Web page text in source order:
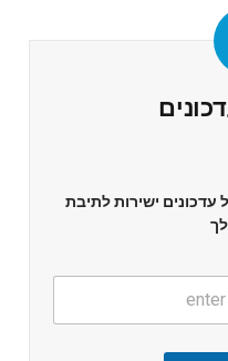
עדכונים ישירות לתיבת